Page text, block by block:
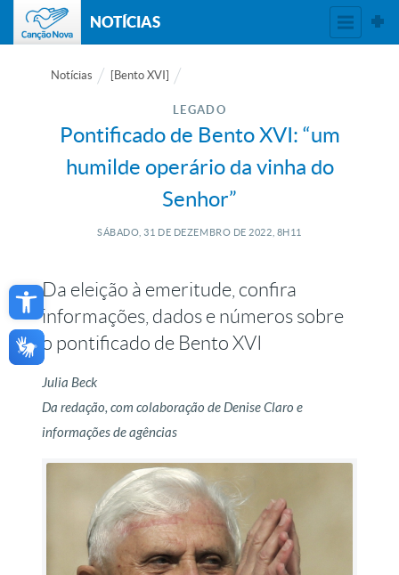
Open toolbar
NOTÍCIAS
Notícias [Bento XVI]
LEGADO
Pontificado de Bento XVI: “um
humilde operário da vinha do
Senhor”
SÁBADO, 31 DE DEZEMBRO DE 2022, 8H11
Da eleição à emeritude, confira
informações, dados e números sobre
o pontificado de Bento XVI
Julia Beck
Da redação, com colaboração de Denise Claro e
informações de agências